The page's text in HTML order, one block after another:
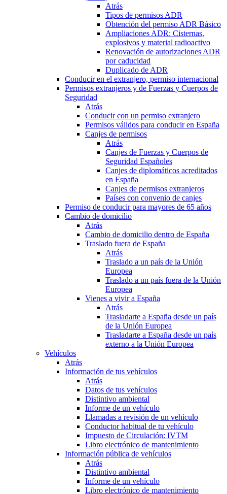
Atrás
Tipos de permisos ADR
Obtención del permiso ADR Básico
Ampliaciones ADR: Cisternas,
explosivos y material radioactivo
Renovación de autorizaciones ADR
por caducidad
Duplicado de ADR
Conducir en el extranjero, permiso internacional
Permisos extranjeros y de Fuerzas y Cuerpos de
Seguridad
Atrás
Conducir con un permiso extranjero
Permisos válidos para conducir en España
Canjes de permisos
Atrás
Canjes de Fuerzas y Cuerpos de
Seguridad Españoles
Canjes de diplomáticos acreditados
en España
Canjes de permisos extranjeros
Países con convenio de canjes
Permiso de conducir para mayores de 65 años
Cambio de domicilio
Atrás
Cambio de domicilio dentro de España
Traslado fuera de España
Atrás
Traslado a un país de la Unión
Europea
Traslado a un país fuera de la Unión
Europea
Vienes a vivir a España
Atrás
Trasladarte a España desde un país
de la Unión Europea
Trasladarte a España desde un país
externo a la Unión Europea
Vehículos
Atrás
Información de tus vehículos
Atrás
Datos de tus vehículos
Distintivo ambiental
Informe de un vehículo
Llamadas a revisión de un vehículo
Conductor habitual de tu vehículo
Impuesto de Circulación: IVTM
Libro electrónico de mantenimiento
Información pública de vehículos
Atrás
Distintivo ambiental
Informe de un vehículo
Libro electrónico de mantenimiento